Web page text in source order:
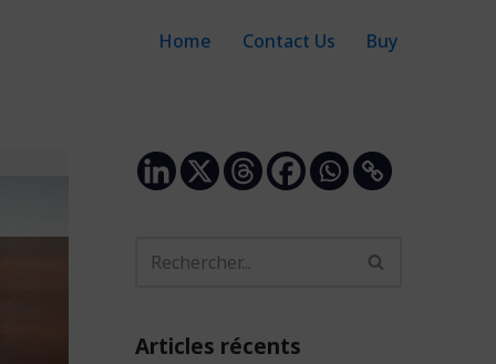
Home Contact Us Buy
Articles récents